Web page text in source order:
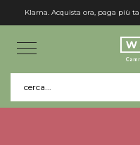
Klarna. Acquista ora, paga più
cerca...